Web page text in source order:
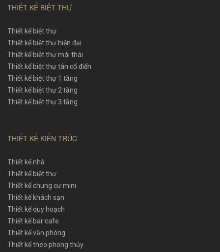
THIẾT KẾ BIỆT THỰ
Thiết kế biệt thự
Thiết kế biệt thự hiện đại
Thiết kế biệt thự mái thái
Thiết kế biệt thự tân cổ điển
Thiết kế biệt thự 1 tầng
Thiết kế biệt thự 2 tầng
Thiết kế biệt thự 3 tầng
THIẾT KẾ KIẾN TRÚC
Thiết kế nhà
Thiết kế biệt thự
Thiết kế chung cư mini
Thiết kế khách sạn
Thiết kế quy hoạch
Thiết kế bar cafe
Thiết kế văn phòng
Thiết kế theo phong thủy